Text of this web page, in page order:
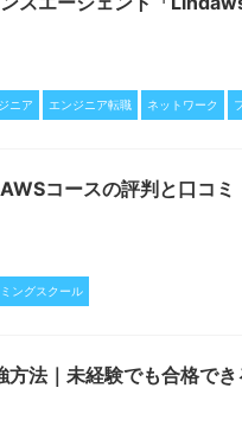
ニア エンジニア転職 ネットワーク
コースの評判と口コミ
ングスクール
法｜未経験でも合格で